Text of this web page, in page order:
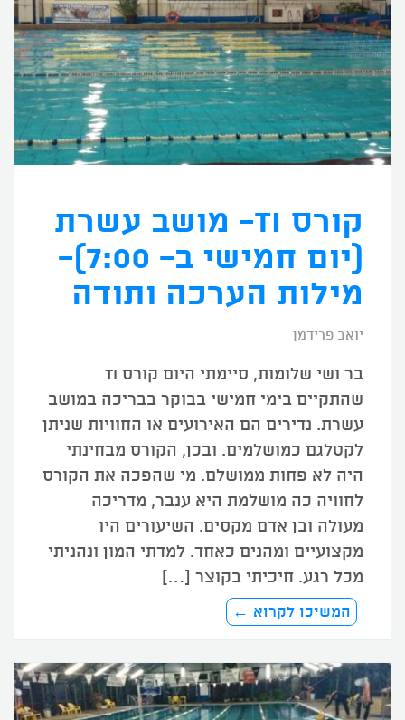
קורס TI- מושב עשרת
(יום חמישי ב- 7:00)-
מילות הערכה ותודה
יואב פרידמן
בר ושי שלומות, סיימתי היום קורס TI
שהתקיים בימי חמישי בבוקר בבריכה במושב
עשרת. נדירים הם האירועים או החוויות שניתן
לקטלגם כמושלמים. ובכן, הקורס מבחינתי
היה לא פחות ממושלם. מי שהפכה את הקורס
לחוויה כה מושלמת היא ענבר, מדריכה
מעולה ובן אדם מקסים. השיעורים היו
מקצועיים ומהנים כאחד. למדתי המון ונהניתי
מכל רגע. חיכיתי בקוצר […]
המשיכו לקרוא ←